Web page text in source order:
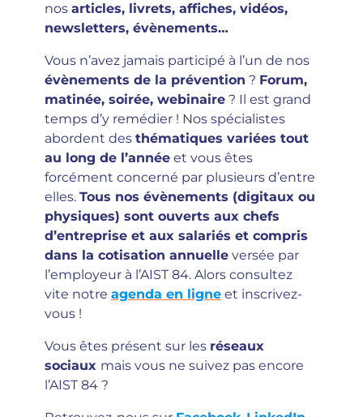
nos articles, livrets, affiches, vidéos,
newsletters, évènements…
Vous n’avez jamais participé à l’un de nos
évènements de la prévention ? Forum,
matinée, soirée, webinaire ? Il est grand
temps d’y remédier ! Nos spécialistes
abordent des thématiques variées tout
au long de l’année et vous êtes
forcément concerné par plusieurs d’entre
elles. Tous nos évènements (digitaux ou
physiques) sont ouverts aux chefs
d’entreprise et aux salariés et compris
dans la cotisation annuelle versée par
l’employeur à l’AIST 84. Alors consultez
vite notre agenda en ligne et inscrivez-
vous !
Vous êtes présent sur les réseaux
sociaux mais vous ne suivez pas encore
l’AIST 84 ?